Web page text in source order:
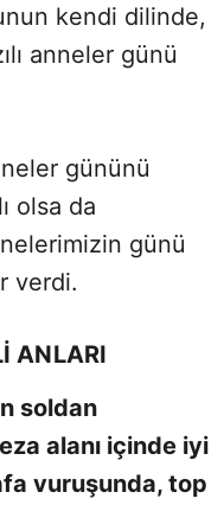
kendi dilinde,
anneler günü
gününü
olsa da
günü
verdi.
ANLARI
soldan
alanı içinde iyi
vuruşunda, top